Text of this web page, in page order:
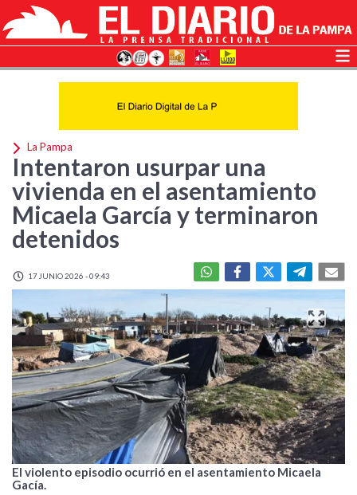
La Pampa
Intentaron usurpar una
vivienda en el asentamiento
Micaela García y terminaron
detenidos
17 JUNIO 2026 - 09:43
El violento episodio ocurrió en el asentamiento Micaela
Gacía.